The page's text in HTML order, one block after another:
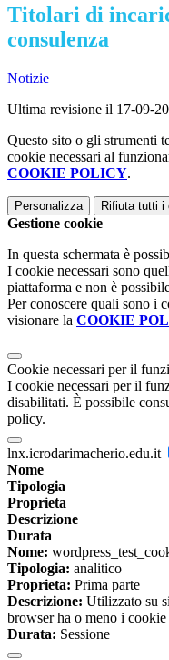
Titolari di
consulenza
Notizie
Ultima revisione il 17-09-
Questo sito o gli strumenti
cookie necessari al
COOKIE POLICY.
Personalizza Rifiuta tutti i
Gestione cookie
In questa schermata è
I cookie necessari sono
piattaforma e non è
Per conoscere quali sono i
visionare la COOKIE
Cookie necessari per il
I cookie necessari per il
disabilitati. È possibile
policy.
lnx.icrodarimacherio.edu.it
Nome
Tipologia
Proprieta
Descrizione
Durata
Nome:
Tipologia: analitico
Proprieta: Prima parte
Descrizione: Utilizzato su
browser ha o meno i
Durata: Sessione